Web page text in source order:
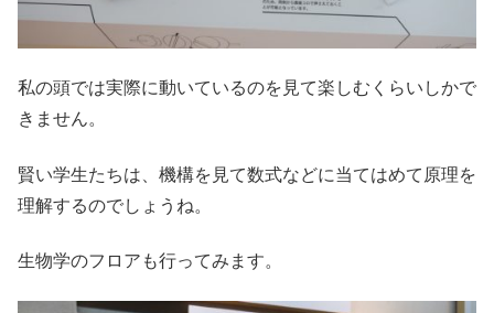
私の頭では実際に動いているのを見て楽しむくらいしかで
きません。
賢い学生たちは、機構を見て数式などに当てはめて原理を
理解するのでしょうね。
生物学のフロアも行ってみます。